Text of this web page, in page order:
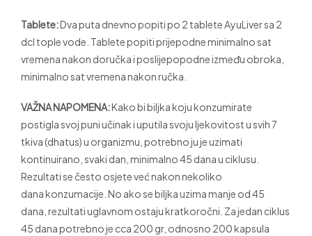
Tablete:Dva puta dnevno popiti po 2 tablete AyuLiver sa 2
dcl tople vode. Tablete popiti prijepodne minimalno sat
vremena nakon doručka i poslijepopodne između obroka,
minimalno sat vremena nakon ručka.
VAŽNA NAPOMENA:Kako bi biljka koju konzumirate
postigla svoj puni učinak i uputila svoju ljekovitost u svih 7
tkiva (dhatus) u organizmu, potrebno ju je uzimati
kontinuirano, svaki dan, minimalno 45 dana u ciklusu.
Rezultati se često osjete već nakon nekoliko
dana konzumacije. No ako se biljka uzima manje od 45
dana, rezultati uglavnom ostaju kratkoročni. Za jedan ciklus
45 dana potrebno je cca 200 gr, odnosno 200 kapsula